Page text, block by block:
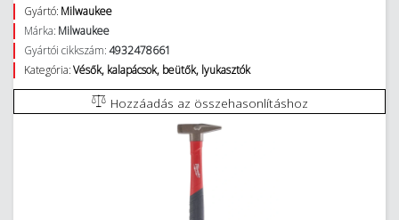
Gyártó: Milwaukee
Márka: Milwaukee
Gyártói cikkszám:4932478661
Kategória:Vésők, kalapácsok, beütők, lyukasztók
Hozzáadás az összehasonlításhoz